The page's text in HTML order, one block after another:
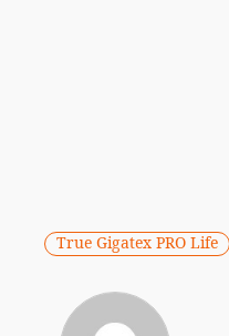
True Gigatex PRO Life